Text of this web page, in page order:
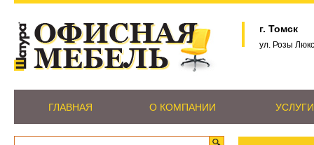
г. Томск
ул. Розы
ГЛАВНАЯ О КОМПАНИИ УСЛУГИ